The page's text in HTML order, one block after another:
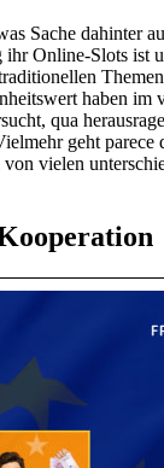
Sache dahinter
Online-Slots ist
haben im
qua
geht parece
vielen